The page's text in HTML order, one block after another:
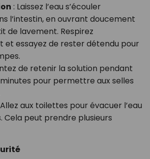
: Laissez l’eau s’écouler
l’intestin, en ouvrant doucement
de lavement. Respirez
et essayez de rester détendu pour
de retenir la solution pendant
pour permettre aux selles
aux toilettes pour évacuer l’eau
Cela peut prendre plusieurs